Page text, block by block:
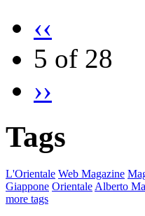
‹‹
5 of 28
››
Tags
L'Orientale Web Magazine
Giappone Orientale Alberto
more tags